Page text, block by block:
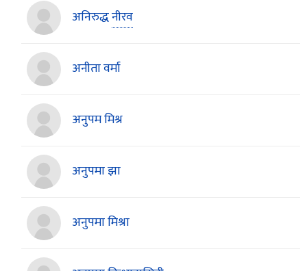
अनिरुद्धनीरव
अनीता वर्मा
अनुपम मिश्र
अनुपमा झा
अनुपमा मिश्रा